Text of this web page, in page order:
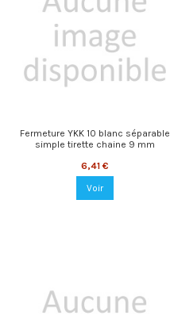
Fermeture YKK 10 blanc séparable
simple tirette chaine 9 mm
6,41 €
Voir